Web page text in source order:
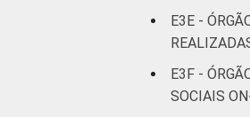
E3E -
E3F -
SOCIAIS